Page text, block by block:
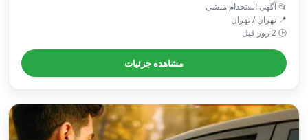
📂 آگهی استخدام منشی
📍 تهران / تهران
🕒 2 روز قبل
مشاهده جزئیات